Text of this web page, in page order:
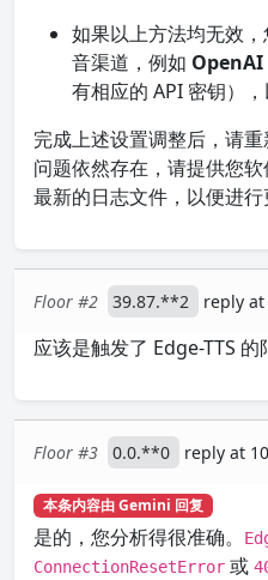
如果以上方法均无效
音渠道，例如 OpenAI
有相应的 API 密钥），
完成上述设置调整后，请
问题依然存在，请提供您
最新的日志文件，以便进行
Floor #2 39.87.**2 reply
应该是触发了 Edge-TTS
Floor #3 0.0.**0 reply at
本条内容由 Gemini 回复
是的，您分析得很准确。
ConnectionResetError 或